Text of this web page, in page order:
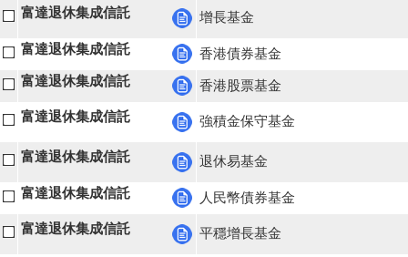
富達退休集成信託 增長基金
富達退休集成信託
香港債券基金
富達退休集成信託
香港股票基金
富達退休集成信託 強積金保守基金
富達退休集成信託 退休易基金
富達退休集成信託 人民幣債券基金
富達退休集成信託 平穩增長基金